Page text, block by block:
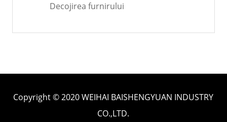
Decojirea furnirului
Copyright © 2020 WEIHAI BAISHENGYUAN INDUSTRY
CO.,LTD.